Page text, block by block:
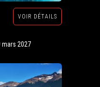
VOIR DÉTAILS
mars 2027